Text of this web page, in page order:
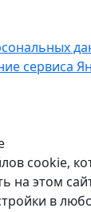
сервиса
cookie,
на этом
в